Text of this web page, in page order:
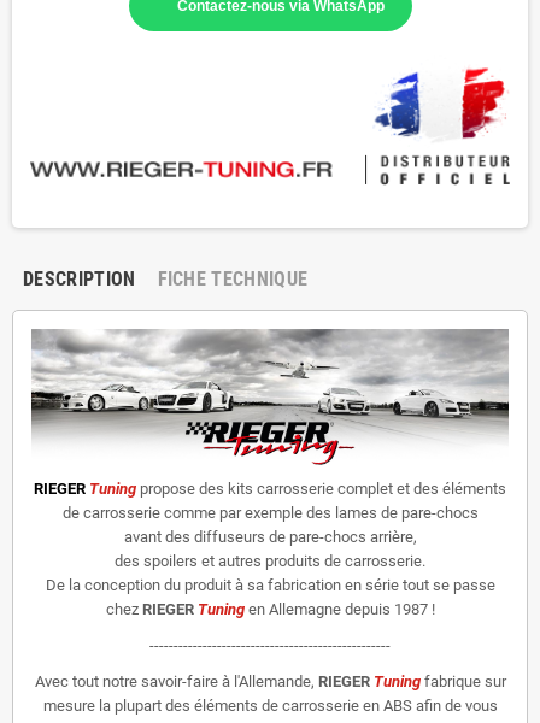
Contactez-nous via WhatsApp
DESCRIPTION FICHE TECHNIQUE
RIEGER Tuning propose des kits carrosserie complet et des éléments
de carrosserie comme par exemple des lames de pare-chocs
avant des diffuseurs de pare-chocs arrière,
des spoilers et autres produits de carrosserie.
De la conception du produit à sa fabrication en série tout se passe
chez RIEGER Tuningen Allemagne depuis 1987 !
--------------------------------------------------
Avec tout notre savoir-faire à l'Allemande, RIEGER Tuning fabrique sur
mesure la plupart des éléments de carrosserie en ABS afin de vous